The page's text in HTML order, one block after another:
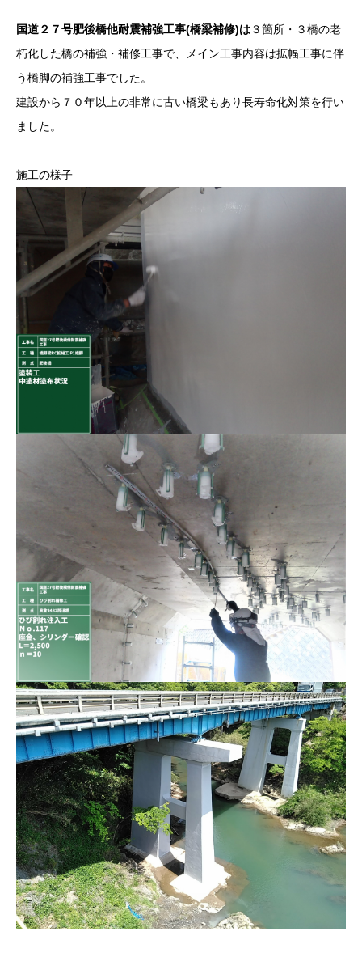
国道２７号肥後橋他耐震補強工事(橋梁補修)は３箇所・３橋の老
朽化した橋の補強・補修工事で、メイン工事内容は拡幅工事に伴
う橋脚の補強工事でした。
建設から７０年以上の非常に古い橋梁もあり長寿命化対策を行い
ました。
施工の様子